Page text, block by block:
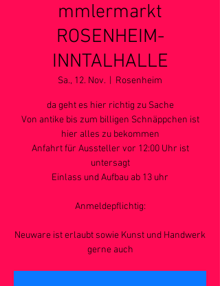
mmlermarkt
ROSENHEIM-
INNTALHALLE
Sa., 12. Nov. Rosenheim
da geht es hier richtig zu Sache
Von antike bis zum billigen Schnäppchen ist
hier alles zu bekommen
Anfahrt für Aussteller vor 12:00 Uhr ist
untersagt
Einlass und Aufbau ab 13 uhr
Anmeldepflichtig:
Neuware ist erlaubt sowie Kunst und Handwerk
gerne auch